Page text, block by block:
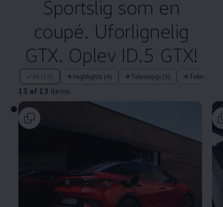
Sportslig som en
coupé. Uforlignelig
GTX. Oplev ID.5 GTX!
All (13) Highlights (4) Teknologi (5) Tekniske
13 af 13 items
13 af 13 items